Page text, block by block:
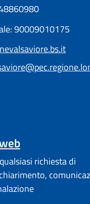
90009010175
richiesta di